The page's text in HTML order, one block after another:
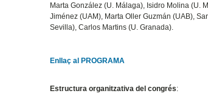
Marta González (U. Málaga), Isidro Molina (U.
Jiménez (UAM), Marta Oller Guzmán (UAB),
Sevilla), Carlos Martins (U. Granada).
Enllaç al PROGRAMA
Estructura organitzativa del congrés: